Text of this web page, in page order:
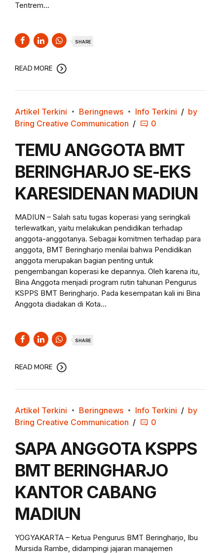
Tentrem...
SHARE
READ MORE
Artikel Terkini Beringnews Info Terkini
by
Bring Creative Communication
0
TEMU ANGGOTA BMT
BERINGHARJO SE-EKS
KARESIDENAN MADIUN
MADIUN – Salah satu tugas koperasi yang seringkali
terlewatkan, yaitu melakukan pendidikan terhadap
anggota-anggotanya. Sebagai komitmen terhadap para
anggota, BMT Beringharjo menilai bahwa Pendidikan
anggota merupakan bagian penting untuk
pengembangan koperasi ke depannya. Oleh karena itu,
Bina Anggota menjadi program rutin tahunan Pengurus
KSPPS BMT Beringharjo. Pada kesempatan kali ini Bina
Anggota diadakan di Kota...
SHARE
READ MORE
Artikel Terkini Beringnews Info Terkini
by
Bring Creative Communication
0
SAPA ANGGOTA KSPPS
BMT BERINGHARJO
KANTOR CABANG
MADIUN
YOGYAKARTA – Ketua Pengurus BMT Beringharjo, Ibu
Mursida Rambe, didampingi jajaran manajemen